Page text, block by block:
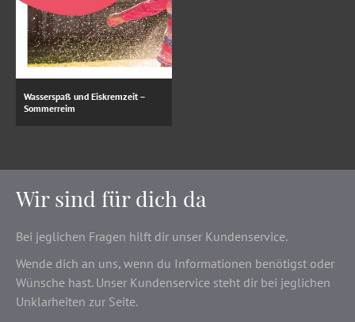
Wasserspaß und Eiskremzeit –
Sommerreim
Wir sind für dich da
Bei jeglichen Fragen hilft dir unser Kundenservice.
Wende dich an uns, wenn du Informationen benötigst oder
Wünsche hast. Unser Kundenservice steht dir bei jeglichen
Unklarheiten zur Seite.